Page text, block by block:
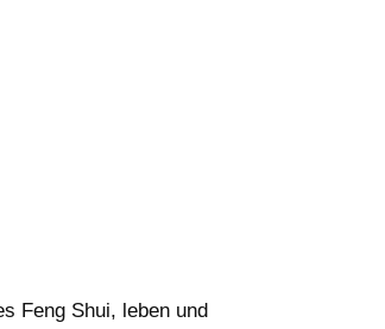
Feng Shui, leben und